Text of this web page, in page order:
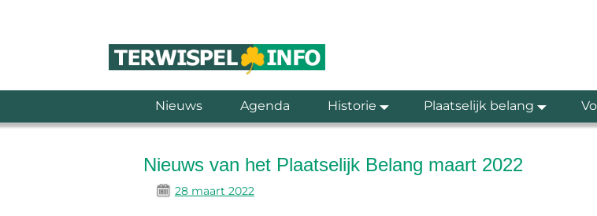
Nieuws Agenda Historie Plaatselijk belang
Nieuws van het Plaatselijk Belang maart 2022
28 maart 2022